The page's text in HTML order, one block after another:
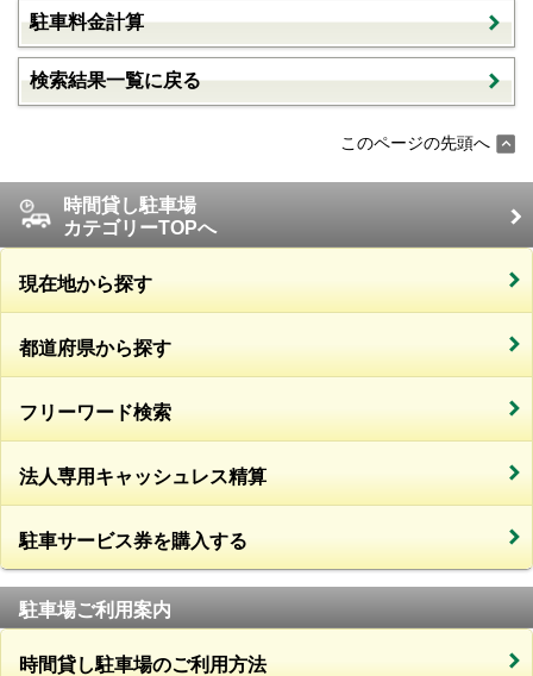
駐車料金計算
検索結果一覧に戻る
このページの先頭へ
時間貸し駐車場
カテゴリーTOPへ
現在地から探す
都道府県から探す
フリーワード検索
法人専用キャッシュレス精算
駐車サービス券を購入する
駐車場ご利用案内
時間貸し駐車場のご利用方法